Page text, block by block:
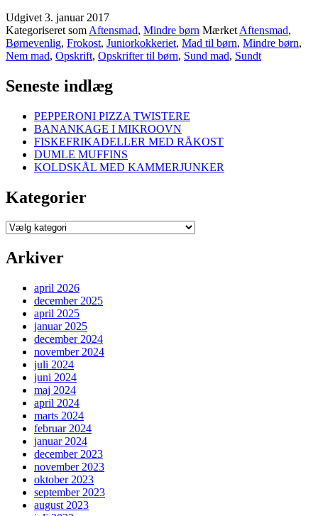
NUGGETS
Udgivet 3. januar 2017
Kategoriseret som Aftensmad, Mindre børn Mærket Aftensmad,
Børnevenlig, Frokost, Juniorkokkeriet, Mad til børn, Mindre børn,
Nem mad, Opskrift, Opskrifter til børn, Sund mad, Sundt
Seneste indlæg
PEPPERONI PIZZA TWISTERE
BANANKAGE I MIKROOVN
FISKEFRIKADELLER MED RÅKOST
DUMLE MUFFINS
KOLDSKÅL MED KAMMERJUNKER
Kategorier
Kategorier
Arkiver
april 2026
december 2025
april 2025
januar 2025
december 2024
november 2024
juli 2024
juni 2024
maj 2024
april 2024
marts 2024
februar 2024
januar 2024
december 2023
november 2023
oktober 2023
september 2023
august 2023